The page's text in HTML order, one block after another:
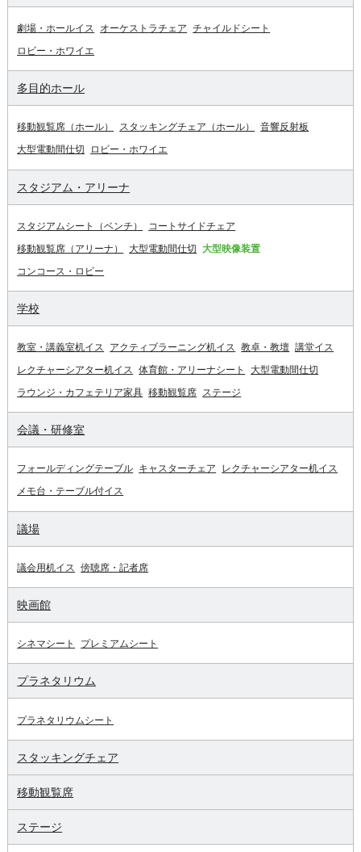
劇場・ホールイス オーケストラチェア チャイルドシート
ロビー・ホワイエ
多目的ホール
移動観覧席（ホール） スタッキングチェア（ホール）
音響反射板
大型電動間仕切
ロビー・ホワイエ
スタジアム・アリーナ
スタジアムシート（ベンチ）
コートサイドチェア
移動観覧席（アリーナ）
大型電動間仕切 大型映像装置
コンコース・ロビー
学校
教室・講義室机イス アクティブラーニング机イス 教卓・教壇 講堂イス
レクチャーシアター机イス 体育館・アリーナシート
大型電動間仕切
ラウンジ・カフェテリア家具 移動観覧席 ステージ
会議・研修室
フォールディングテーブル キャスターチェア
レクチャーシアター机イス
メモ台・テーブル付イス
議場
議会用机イス 傍聴席・記者席
映画館
シネマシート プレミアムシート
プラネタリウム
プラネタリウムシート
スタッキングチェア
移動観覧席
ステージ